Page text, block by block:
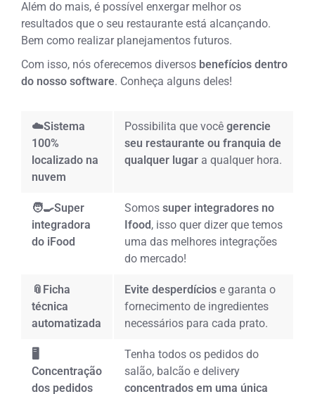
Além do mais, é possível enxergar melhor os
resultados que o seu restaurante está alcançando.
Bem como realizar planejamentos futuros.
Com isso, nós oferecemos diversos benefícios dentro
do nosso software. Conheça alguns deles!
☁️Sistema
100%
localizado na
nuvem
Possibilita que vocêgerencie
seu restaurante ou franquia de
qualquer lugar a qualquer hora.
🧑‍🍳Super
integradora
do iFood
Somossuper integradores no
Ifood, isso quer dizer que temos
uma das melhores integrações
do mercado!
📎Ficha
técnica
automatizada
Evite desperdícios e garanta o
fornecimento de ingredientes
necessários para cada prato.
🖥️
Concentração
dos pedidos
Tenha todos os pedidos do
salão, balcão e delivery
concentrados em uma única